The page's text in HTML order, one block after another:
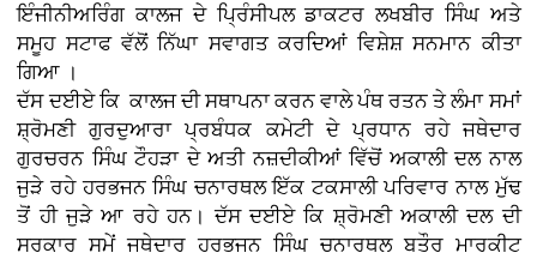
ਇੰਜੀਨੀਅਰਿੰਗ ਕਾਲਜ ਦੇ ਪ੍ਰਿੰਸੀਪਲ ਡਾਕਟਰ ਲਖਬੀਰ ਸਿੰਘ ਅਤੇ
ਸਮੂਹ ਸਟਾਫ ਵੱਲੋਂ ਨਿੱਘਾ ਸਵਾਗਤ ਕਰਦਿਆਂ ਵਿਸ਼ੇਸ਼ ਸਨਮਾਨ ਕੀਤਾ
ਗਿਆ ।
ਦੱਸ ਦਈਏ ਕਿ ਕਾਲਜ ਦੀ ਸਥਾਪਨਾ ਕਰਨ ਵਾਲੇ ਪੰਥ ਰਤਨ ਤੇ ਲੰਮਾ ਸਮਾਂ
ਸ਼੍ਰੋਮਣੀ ਗੁਰਦੁਆਰਾ ਪ੍ਰਬੰਧਕ ਕਮੇਟੀ ਦੇ ਪ੍ਰਧਾਨ ਰਹੇ ਜਥੇਦਾਰ
ਗੁਰਚਰਨ ਸਿੰਘ ਟੌਹੜਾ ਦੇ ਅਤੀ ਨਜ਼ਦੀਕੀਆਂ ਵਿੱਚੋਂ ਅਕਾਲੀ ਦਲ ਨਾਲ
ਜੁੜੇ ਰਹੇ ਹਰਭਜਨ ਸਿੰਘ ਚਨਾਰਥਲ ਇੱਕ ਟਕਸਾਲੀ ਪਰਿਵਾਰ ਨਾਲ ਮੁੱਢ
ਤੋਂ ਹੀ ਜੁੜੇ ਆ ਰਹੇ ਹਨ। ਦੱਸ ਦਈਏ ਕਿ ਸ਼੍ਰੋਮਣੀ ਅਕਾਲੀ ਦਲ ਦੀ
ਸਰਕਾਰ ਸਮੇਂ ਜਥੇਦਾਰ ਹਰਭਜਨ ਸਿੰਘ ਚਨਾਰਥਲ ਬਤੌਰ ਮਾਰਕੀਟ